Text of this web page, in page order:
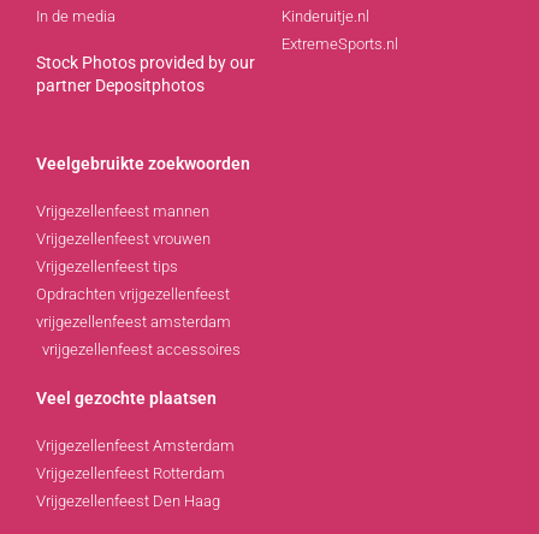
In de media
Stock Photos provided by our
partner Depositphotos
Kinderuitje.nl
ExtremeSports.nl
Veelgebruikte zoekwoorden
Vrijgezellenfeest mannen
Vrijgezellenfeest vrouwen
Vrijgezellenfeest tips
Opdrachten vrijgezellenfeest
vrijgezellenfeest amsterdam
vrijgezellenfeest accessoires
Veel gezochte plaatsen
Vrijgezellenfeest Amsterdam
Vrijgezellenfeest Rotterdam
Vrijgezellenfeest Den Haag